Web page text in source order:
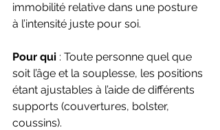
immobilité relative dans une posture
à l’intensité juste pour soi.
Pour qui : Toute personne quel que
soit l’âge et la souplesse, les positions
étant ajustables à l’aide de différents
supports (couvertures, bolster,
coussins).